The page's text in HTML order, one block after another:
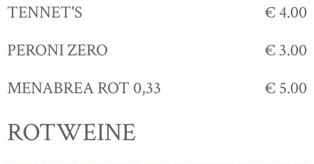
TENNET'S
€ 4.00
PERONI ZERO
€ 3.00
MENABREA ROT 0,33
€ 5.00
ROTWEINE